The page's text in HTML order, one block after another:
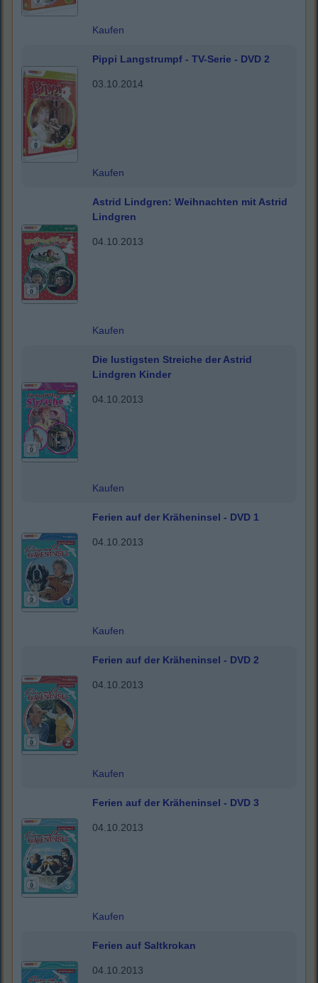
Kaufen
Pippi Langstrumpf - TV-Serie - DVD 2
03.10.2014
Kaufen
Astrid Lindgren: Weihnachten mit Astrid
Lindgren
04.10.2013
Kaufen
Die lustigsten Streiche der Astrid
Lindgren Kinder
04.10.2013
Kaufen
Ferien auf der Kräheninsel - DVD 1
04.10.2013
Kaufen
Ferien auf der Kräheninsel - DVD 2
04.10.2013
Kaufen
Ferien auf der Kräheninsel - DVD 3
04.10.2013
Kaufen
Ferien auf Saltkrokan
04.10.2013